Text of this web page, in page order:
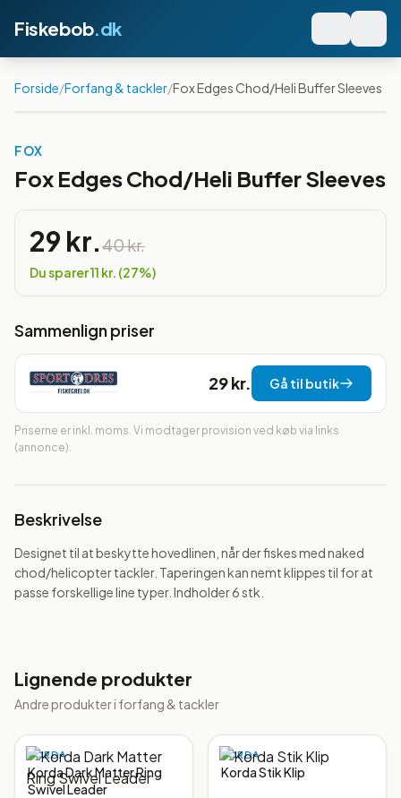
Fiskebob.dk
Forside/Forfang & tackler/Fox Edges Chod/Heli Buffer Sleeves
FOX
Fox Edges Chod/Heli Buffer Sleeves
29 kr.40 kr.
Du sparer11 kr. (27%)
Sammenlign priser
29 kr. Gå til butik
Priserne er inkl. moms. Vi modtager provision ved køb via links
(annonce).
Beskrivelse
Designet til at beskytte hovedlinen, når der fiskes med naked
chod/helicopter tackler. Taperingen kan nemt klippes til for at
passe forskellige line typer. Indholder 6 stk.
Lignende produkter
Andre produkter i forfang & tackler
KORDA
Korda Dark Matter Ring
Swivel Leader
KORDA
Korda Stik Klip